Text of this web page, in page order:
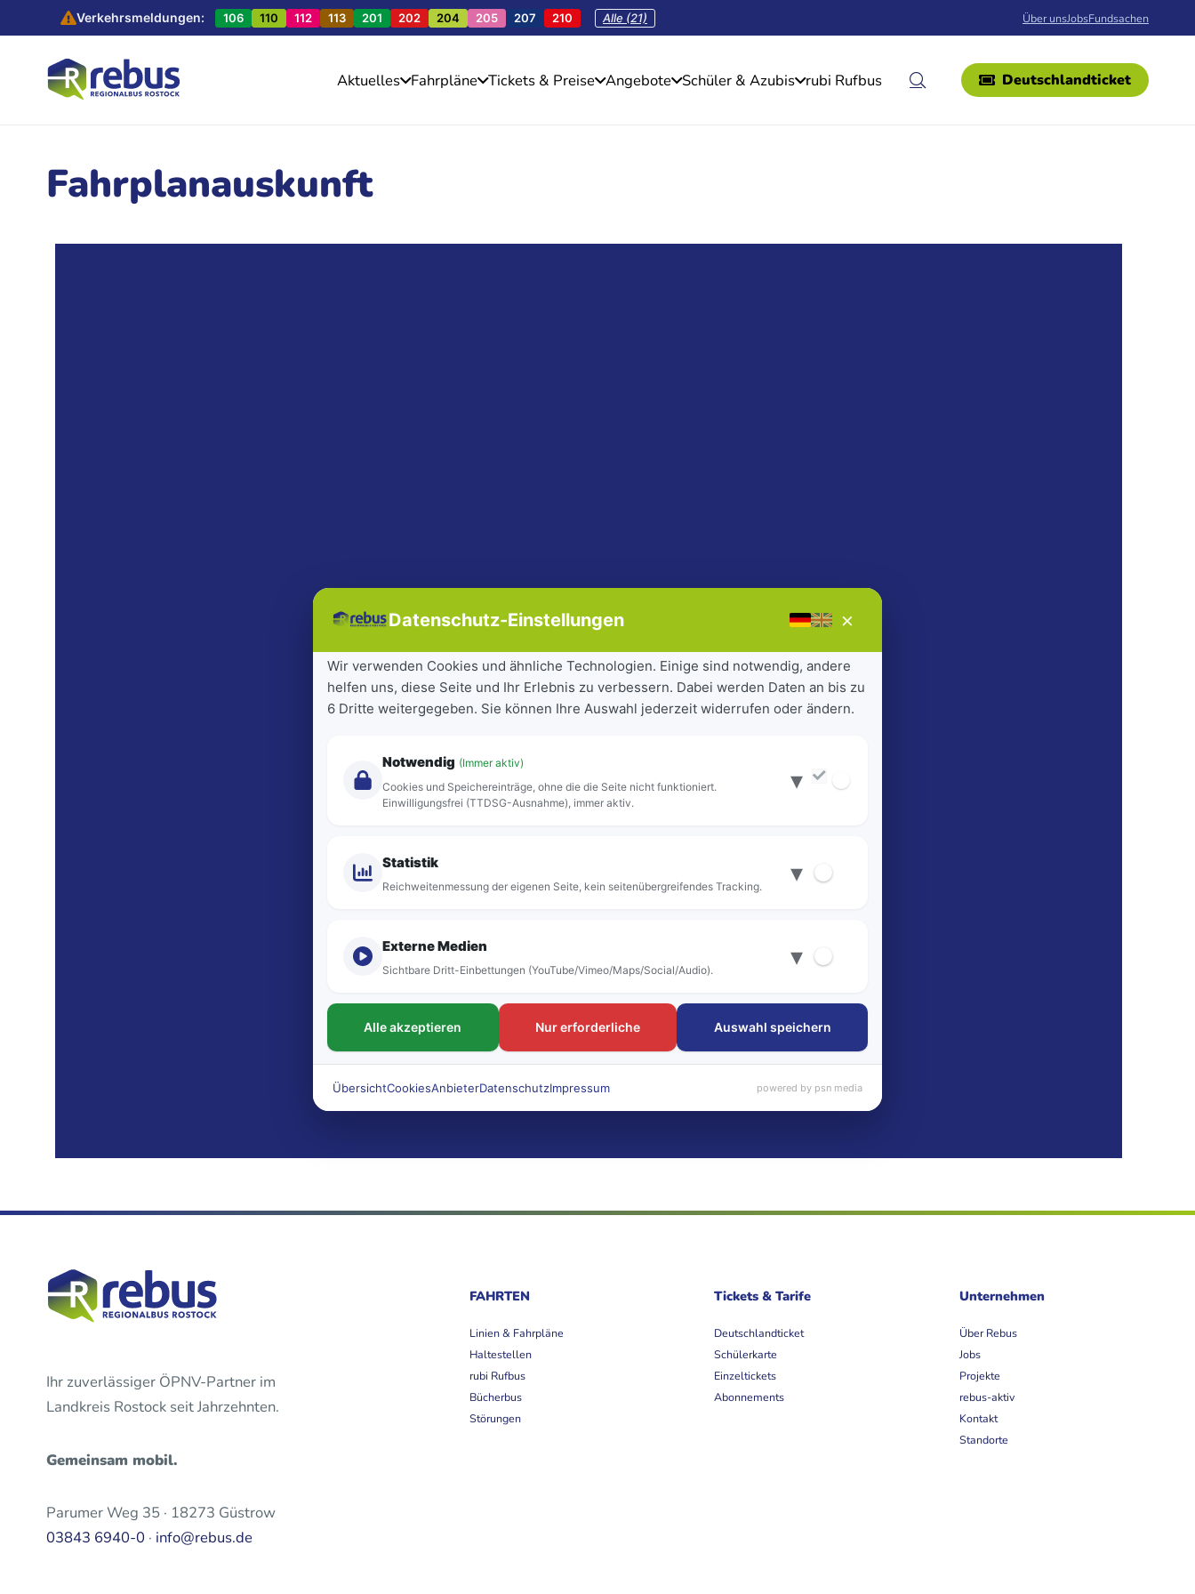
Verkehrsmeldungen: 106 110 112 113 201 202 204 205 207 210 Alle (21) Über unsJobsFundsachen
Aktuelles Fahrpläne Tickets & Preise Angebote Schüler & Azubis rubi Rufbus Deutschlandticket
Fahrplanauskunft
Ihr zuverlässiger ÖPNV-Partner im
Landkreis Rostock seit Jahrzehnten.
Gemeinsam mobil.
Parumer Weg 35 · 18273 Güstrow
03843 6940-0 · info@rebus.de
FAHRTEN
Linien & Fahrpläne
Haltestellen
rubi Rufbus
Bücherbus
Störungen
Tickets & Tarife
Deutschlandticket
Schülerkarte
Einzeltickets
Abonnements
Unternehmen
Über Rebus
Jobs
Projekte
rebus-aktiv
Kontakt
Standorte
Datenschutz-Einstellungen ×
Wir verwenden Cookies und ähnliche Technologien. Einige sind notwendig, andere
helfen uns, diese Seite und Ihr Erlebnis zu verbessern. Dabei werden Daten an bis zu
6 Dritte weitergegeben. Sie können Ihre Auswahl jederzeit widerrufen oder ändern.
Notwendig (Immer aktiv)
Cookies und Speichereinträge, ohne die die Seite nicht funktioniert.
Einwilligungsfrei (TTDSG-Ausnahme), immer aktiv.
▾
Statistik
Reichweitenmessung der eigenen Seite, kein seitenübergreifendes Tracking. ▾
Externe Medien
Sichtbare Dritt-Einbettungen (YouTube/Vimeo/Maps/Social/Audio). ▾
Alle akzeptieren Nur erforderliche Auswahl speichern
ÜbersichtCookiesAnbieterDatenschutzImpressum powered by psn media